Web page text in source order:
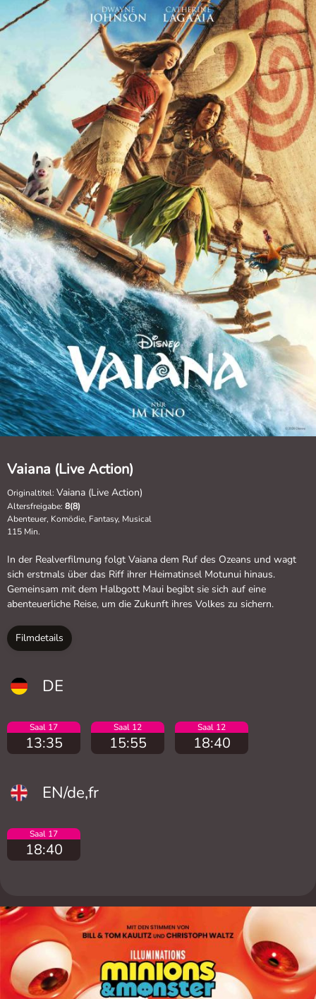
Vaiana (Live Action)
Originaltitel: Vaiana (Live Action)
Altersfreigabe: 8(8)
Abenteuer, Komödie, Fantasy, Musical
115 Min.
In der Realverfilmung folgt Vaiana dem Ruf des Ozeans und wagt
sich erstmals über das Riff ihrer Heimatinsel Motunui hinaus.
Gemeinsam mit dem Halbgott Maui begibt sie sich auf eine
abenteuerliche Reise, um die Zukunft ihres Volkes zu sichern.
Filmdetails
DE
Saal 17
13:35
Saal 12
15:55
Saal 12
18:40
EN/de,fr
Saal 17
18:40